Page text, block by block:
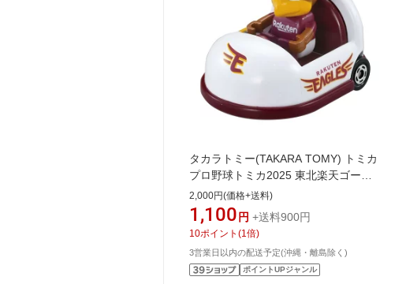
タカラトミー(TAKARA TOMY) トミカ
プロ野球トミカ2025 東北楽天ゴール
デンイーグルス マスコットカー ミニ
カー おもちゃ 3歳以上
2,000円(価格+送料)
1,100 円 +送料900円
10ポイント (1 倍)
3営業日以内の配送予定(沖縄・離島除く)
ポイントUPジャンル